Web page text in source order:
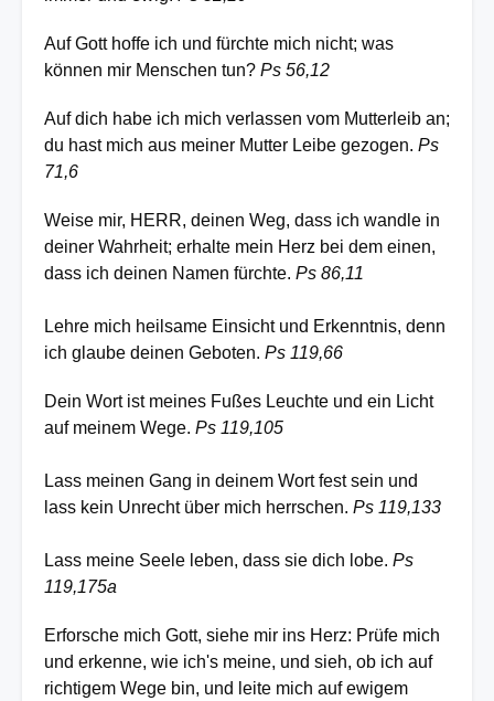
Auf Gott hoffe ich und fürchte mich nicht; was
können mir Menschen tun? Ps 56,12
Auf dich habe ich mich verlassen vom Mutterleib an;
du hast mich aus meiner Mutter Leibe gezogen. Ps
71,6
Weise mir, HERR, deinen Weg, dass ich wandle in
deiner Wahrheit; erhalte mein Herz bei dem einen,
dass ich deinen Namen fürchte. Ps 86,11
Lehre mich heilsame Einsicht und Erkenntnis, denn
ich glaube deinen Geboten. Ps 119,66
Dein Wort ist meines Fußes Leuchte und ein Licht
auf meinem Wege. Ps 119,105
Lass meinen Gang in deinem Wort fest sein und
lass kein Unrecht über mich herrschen. Ps 119,133
Lass meine Seele leben, dass sie dich lobe. Ps
119,175a
Erforsche mich Gott, siehe mir ins Herz: Prüfe mich
und erkenne, wie ich's meine, und sieh, ob ich auf
richtigem Wege bin, und leite mich auf ewigem